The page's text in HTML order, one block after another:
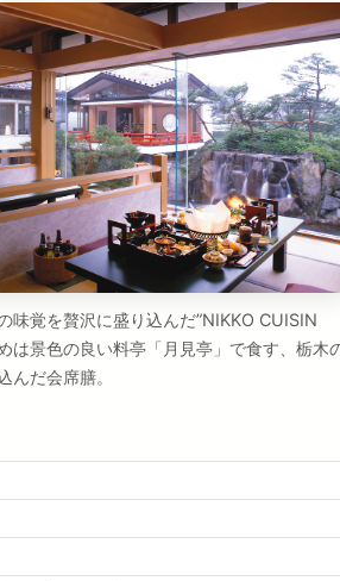
味覚を贅沢に盛り込んだ”NIKKO CUISIN
は景色の良い料亭「月見亭」で食す、栃木
んだ会席膳。